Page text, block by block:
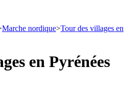
Marche nordique>Tour des villages en
en Pyrénées